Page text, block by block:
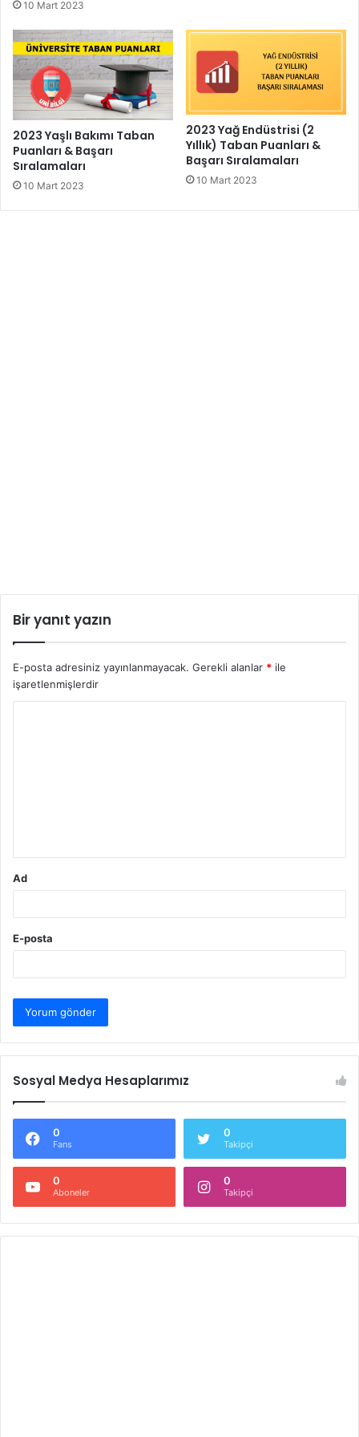
10 Mart 2023
2023 Yaşlı Bakımı Taban
Puanları & Başarı
Sıralamaları
10 Mart 2023
2023 Yağ Endüstrisi (2
Yıllık) Taban Puanları &
Başarı Sıralamaları
10 Mart 2023
Bir yanıt yazın
E-posta adresiniz yayınlanmayacak. Gerekli alanlar * ile
işaretlenmişlerdir
Ad
E-posta
Sosyal Medya Hesaplarımız
0
Fans
0
Takipçi
0
Aboneler
0
Takipçi